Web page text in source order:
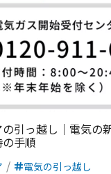
引っ越し｜電気の
手順
電気の引っ越し